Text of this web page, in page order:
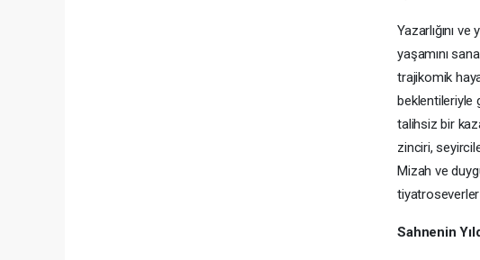
Yazarlığını
yaşamını
trajikomik
beklentileriyle
talihsiz bir
zinciri,
Mizah ve
tiyatroseverler
Sahnenin